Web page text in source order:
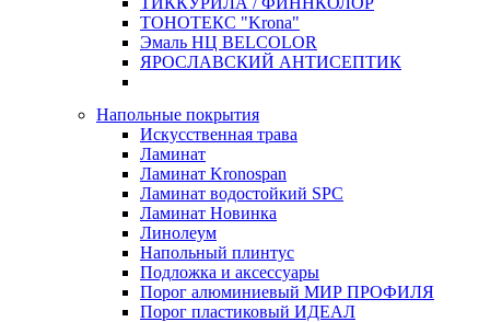
ТОНОТЕКС "Krona"
Эмаль НЦ BELCOLOR
ЯРОСЛАВСКИЙ АНТИСЕПТИК
Напольные покрытия
Искусственная трава
Ламинат
Ламинат Kronospan
Ламинат водостойкий SPC
Ламинат Новинка
Линолеум
Напольный плинтус
Подложка и аксессуары
Порог алюминиевый МИР ПРОФИЛЯ
Порог пластиковый ИДЕАЛ